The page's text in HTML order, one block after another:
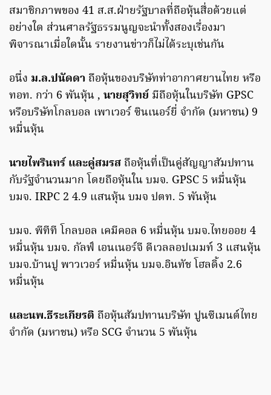
สมาชิกภาพของ 41 ส.ส.ฝ่ายรัฐบาลที่ถือหุ้นสื่อด้วยแต่
อย่างใด ส่วนศาลรัฐธรรมนูญจะนำทั้งสองเรื่องมา
พิจารณาเมื่อใดนั้น รายงานข่าวก็ไม่ได้ระบุเช่นกัน
อนึ่ง ม.ล.ปนัดดา ถือหุ้นของบริษัทท่าอากาศยานไทย หรือ
ทอท. กว่า 6 พันหุ้น , นายสุวิทย์ มีถือหุ้นในบริษัท GPSC
หรือบริษัทโกลบอล เพาเวอร์ ซินเนอร์ยี่ จำกัด (มหาชน) 9
หมื่นหุ้น
นายไพรินทร์ และคู่สมรส ถือหุ้นที่เป็นคู่สัญญาสัมปทาน
กับรัฐจำนวนมาก โดยถือหุ้นใน บมจ. GPSC 5 หมื่นหุ้น
บมจ. IRPC 2 4.9 แสนหุ้น บมจ ปตท. 5 พันหุ้น
บมจ. พีทีที โกลบอล เคมีคอล 6 หมื่นหุ้น บมจ.ไทยออย 4
หมื่นหุ้น บมจ. กัลฟ์ เอนเนอร์จี ดีเวลลอปเมมท์ 3 แสนหุ้น
บมจ.บ้านปู พาวเวอร์ หมื่นหุ้น บมจ.อินทัช โฮลดิ้ง 2.6
หมื่นหุ้น
และนพ.ธีระเกียรติ ถือหุ้นสัมปทานบริษัท ปูนซีเมนต์ไทย
จำกัด (มหาชน) หรือ SCG จำนวน 5 พันหุ้น